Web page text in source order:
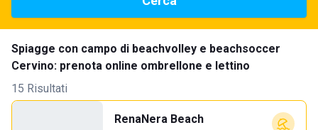
Spiagge con campo di beachvolley e beachsoccer
Cervino: prenota online ombrellone e lettino
15 Risultati
RenaNera Beach